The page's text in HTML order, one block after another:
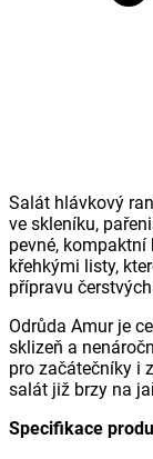
Salát hlávkový
ve skleníku,
pevné, kompaktní
křehkými listy,
přípravu
Odrůda Amur je
sklizeň a
pro začátečníky i
salát již brzy na
Specifikace